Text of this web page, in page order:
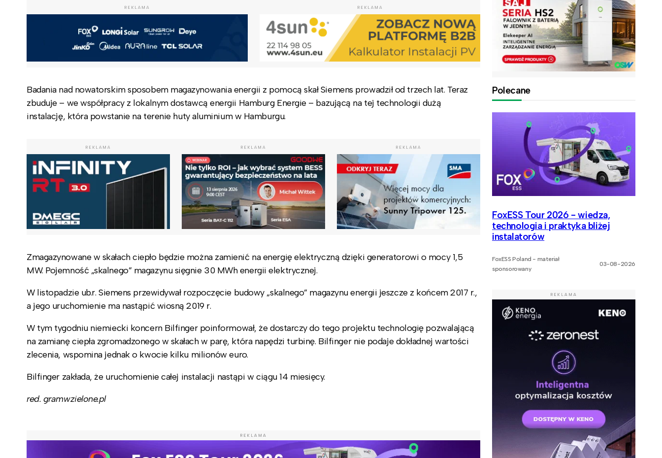
REKLAMA REKLAMA
Badania nad nowatorskim sposobem magazynowania energii z pomocą skał Siemens prowadził od trzech lat. Teraz
zbuduje – we współpracy z lokalnym dostawcą energii Hamburg Energie – bazującą na tej technologii dużą
instalację, która powstanie na terenie huty aluminium w Hamburgu.
REKLAMA REKLAMA REKLAMA
Zmagazynowane w skałach ciepło będzie można zamienić na energię elektryczną dzięki generatorowi o mocy 1,5
MW. Pojemność „skalnego” magazynu sięgnie 30 MWh energii elektrycznej.
W listopadzie ub.r. Siemens przewidywał rozpoczęcie budowy „skalnego” magazynu energii jeszcze z końcem 2017 r.,
a jego uruchomienie ma nastąpić wiosną 2019 r.
W tym tygodniu niemiecki koncern Bilfinger poinformował, że dostarczy do tego projektu technologię pozwalającą
na zamianę ciepła zgromadzonego w skałach w parę, która napędzi turbinę. Bilfinger nie podaje dokładnej wartości
zlecenia, wspomina jednak o kwocie kilku milionów euro.
Bilfinger zakłada, że uruchomienie całej instalacji nastąpi w ciągu 14 miesięcy.
red. gramwzielone.pl
REKLAMA
Polecane
FoxESS Tour 2026 - wiedza,
technologia i praktyka bliżej
instalatorów
FoxESS Poland - materiał
sponsorowany
03-08-2026
REKLAMA